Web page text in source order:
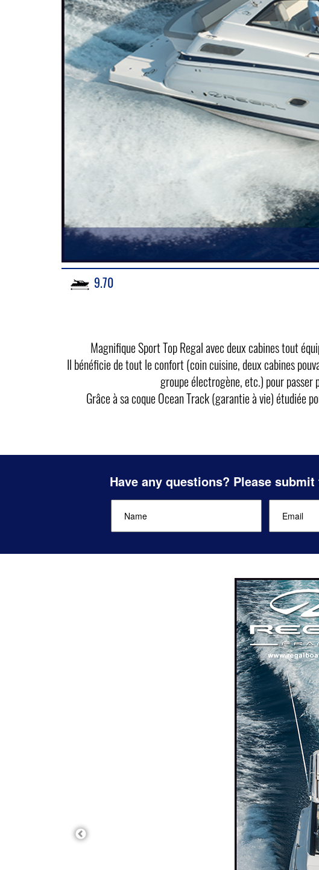
9.70
Magnifique Sport Top Regal avec deux cabines tout
Il bénéficie de tout le confort (coin cuisine, deux cabines
groupe électrogène, etc.) pour passer
Grâce à sa coque Ocean Track (garantie à vie) étudiée
Have any questions? Please